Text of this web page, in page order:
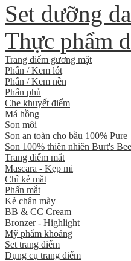
Set dưỡng da
Thực phẩm
Trang điểm gương mặt
Phấn / Kem lót
Phấn / Kem nền
Phấn phủ
Che khuyết điểm
Má hồng
Son môi
Son an toàn cho bầu 100% Pure
Son 100% thiên nhiên Burt's Bee
Trang điểm mắt
Mascara - Kẹp mi
Chì kẻ mắt
Phấn mắt
Kẻ chân mày
BB & CC Cream
Bronzer - Highlight
Mỹ phẩm khoáng
Set trang điểm
Dụng cụ trang điểm